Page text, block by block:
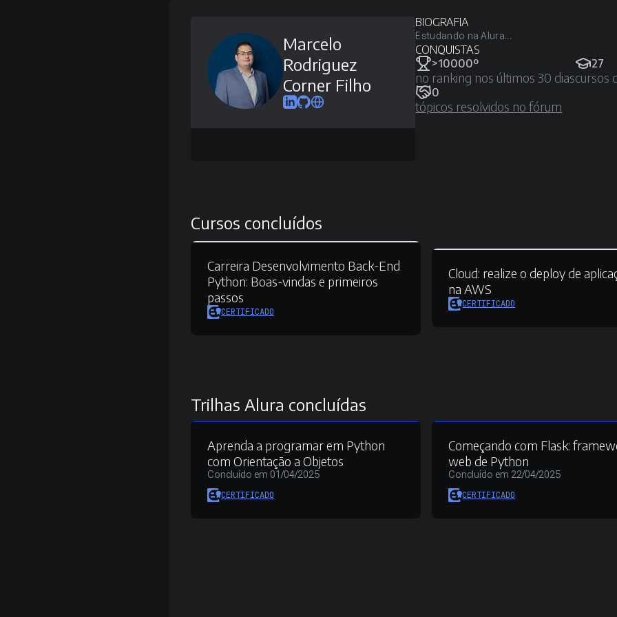
Marcelo
Rodriguez
Corner Filho
BIOGRAFIA
Estudando na Alura...
CONQUISTAS
>10000º
no ranking nos últimos 30 dias
27
cursos
0
tópicos resolvidos no fórum
Cursos concluídos
Carreira Desenvolvimento Back-End
Python: Boas-vindas e primeiros
passos
CERTIFICADO
Cloud: realize o deploy de
na AWS
CERTIFICADO
Trilhas Alura concluídas
Aprenda a programar em Python
com Orientação a Objetos
Concluído em 01/04/2025
CERTIFICADO
Começando com Flask:
web de Python
Concluído em 22/04/2025
CERTIFICADO